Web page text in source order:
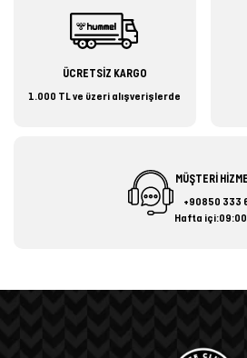
ÜCRETSİZ KARGO
1.000 TL ve üzeri alışverişlerde
MÜŞTERİ
+90850 333
Hafta